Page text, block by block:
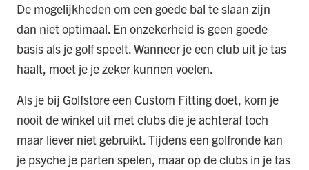
De mogelijkheden om een goede bal te slaan zijn
dan niet optimaal. En onzekerheid is geen goede
basis als je golf speelt. Wanneer je een club uit je tas
haalt, moet je je zeker kunnen voelen.
Als je bij Golfstore een Custom Fitting doet, kom je
nooit de winkel uit met clubs die je achteraf toch
maar liever niet gebruikt. Tijdens een golfronde kan
je psyche je parten spelen, maar op de clubs in je tas